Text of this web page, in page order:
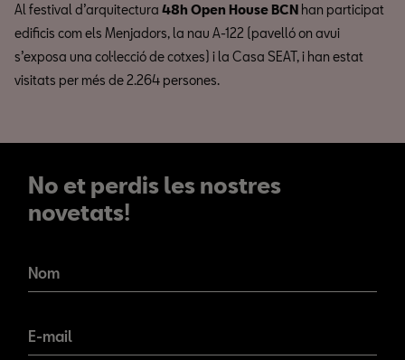
Al festival d’arquitectura 48h Open House BCN han participat
edificis com els Menjadors, la nau A-122 (pavelló on avui
s’exposa una col·lecció de cotxes) i la Casa SEAT, i han estat
visitats per més de 2.264 persones.
No et perdis les nostres
novetats!
novetats!
Nom
E-mail